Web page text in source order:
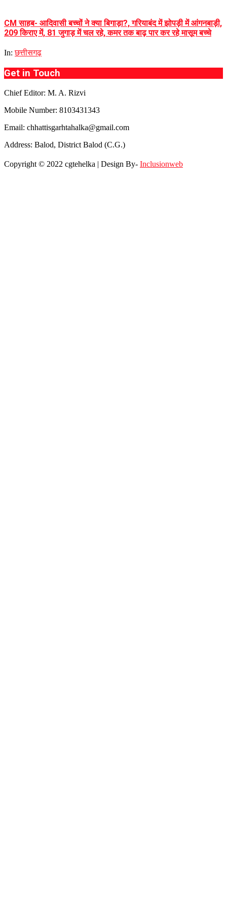
CM साहब- आदिवासी बच्चों ने क्या बिगाड़ा?, गरियाबंद में झोपड़ी में आंगनबाड़ी,
209 किराए में, 81 जुगाड़ में चल रहे, कमर तक बाढ़ पार कर रहे मासूम बच्चे
In: छत्तीसगढ़
Get in Touch
Chief Editor: M. A. Rizvi
Mobile Number: 8103431343
Email: chhattisgarhtahalka@gmail.com
Address: Balod, District Balod (C.G.)
Copyright © 2022 cgtehelka | Design By- Inclusionweb